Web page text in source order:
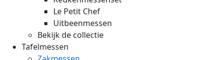
Le Petit Chef
Uitbeenmessen
Bekijk de collectie
Tafelmessen